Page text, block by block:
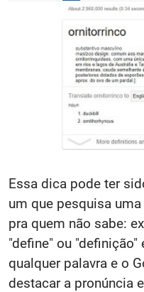
Essa dica pode ter
um que pesquisa
pra quem não sabe:
"define" ou
qualquer palavra e o
destacar a pronúncia